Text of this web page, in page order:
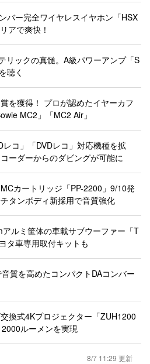
バー完全ワイヤレスイヤホン「HSX
アで爽快！
リックの真髄。A級パワーアンプ「S
聴く
を獲得！ プロが認めたイヤーカフ
MC2」「MC2 Air」
コ」「DVDレコ」対応機種を拡
ーダーからのダビングが可能に
カートリッジ「PP-2200」9/10発
タンボディ新採用で音質強化
ルミ筐体の車載サブウーファー「T
タ車専用取付キットも
質を高めたコンパクトDAコンバー
換式4Kプロジェクター「ZUH1200
ルーメンを実現
8/7 11:29 更新